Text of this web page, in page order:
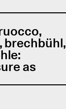
brechbühl,
as